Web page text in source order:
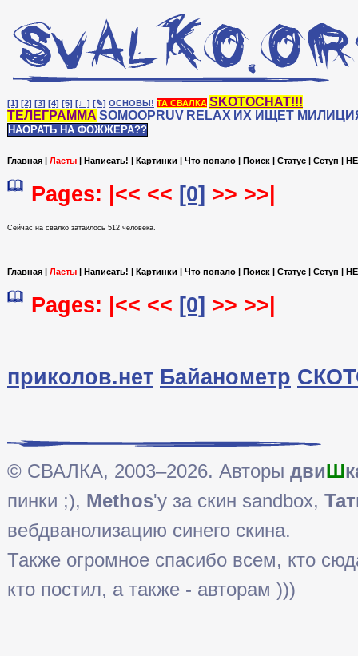
[1] [2] [3] [4] [5] [♩] [✎] ОСНОВЫ! ТА СВАЛКА SKOTOCHAT!!!
ТЕЛЕГРАММА SOMOOPRUV RELAX ИХ ИЩЕТ
НАОРАТЬ НА ФОЖЖЕРА??
Главная | Ласты | Написать! | Картинки | Что попало | Поиск | Статус | Сетуп |
Pages: |<< << [0] >> >>|
Сейчас на cвалко затаилось 512 человека.
Главная | Ласты | Написать! | Картинки | Что попало | Поиск | Статус | Сетуп |
Pages: |<< << [0] >> >>|
приколов.нет Байанометр
© СВАЛКА, 2003–2026. Авторы двиШ
пинки ;), Methos'у за скин sandbox,
вебдванолизацию синего скина.
Также огромное спасибо всем, кто
кто постил, а также - авторам )))